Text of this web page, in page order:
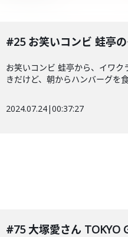
#25 お笑いコンビ 蛙亭
お笑いコンビ 蛙亭から、イワ
きだけど、朝からハンバーグを
2024.07.24|00:37:27
#75 大塚愛さん TOKYO